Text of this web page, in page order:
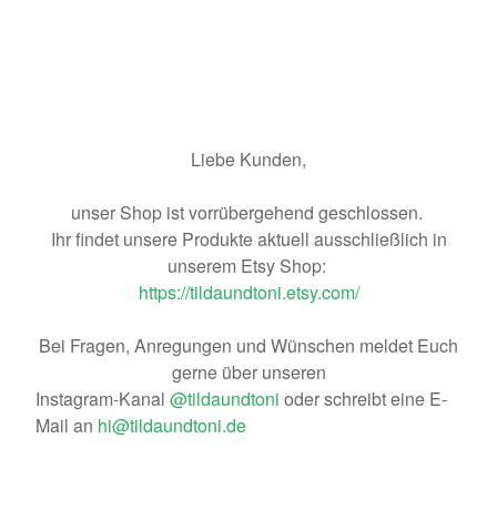
Liebe Kunden,
unser Shop ist vorrübergehend geschlossen.
Ihr findet unsere Produkte aktuell ausschließlich in
unserem Etsy Shop:
https://tildaundtoni.etsy.com/
Bei Fragen, Anregungen und Wünschen meldet Euch
gerne über unseren
Instagram-Kanal @tildaundtoni oder schreibt eine E-
Mail an hi@tildaundtoni.de